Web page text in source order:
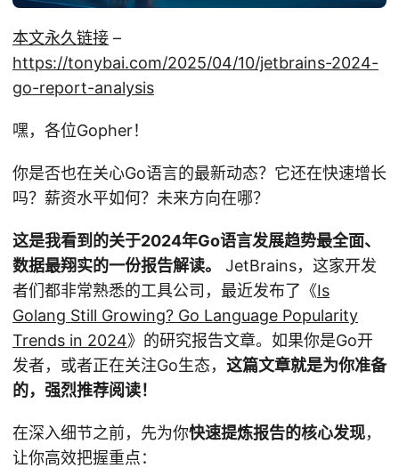
本文永久链接 –
https://tonybai.com/2025/04/10/jetbrains-2024-
go-report-analysis
嘿，各位Gopher！
你是否也在关心Go语言的最新动态？它还在快速增长
吗？薪资水平如何？未来方向在哪？
这是我看到的关于2024年Go语言发展趋势最全面、
数据最翔实的一份报告解读。
JetBrains，这家开发
者们都非常熟悉的工具公司，最近发布了《Is
Golang Still Growing? Go Language Popularity
Trends in 2024》的研究报告文章。如果你是Go开
发者，或者正在关注Go生态， 这篇文章就是为你准备
的，强烈推荐阅读！
在深入细节之前，先为你快速提炼报告的核心发现，
让你高效把握重点：